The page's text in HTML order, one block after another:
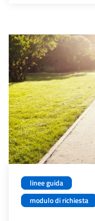
linee guida
modulo di richiesta